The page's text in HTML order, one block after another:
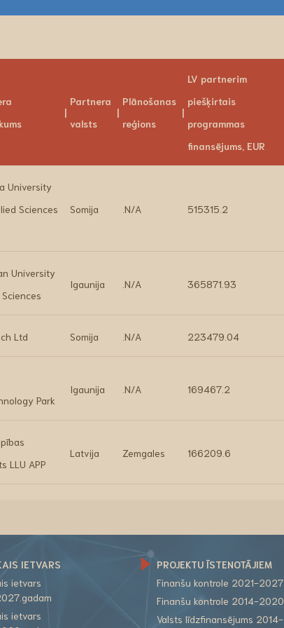
Partnera
valsts
Plānošanas
reģions
LV partnerim
piešķirtais
programmas
finansējums, EUR
University
Sciences
Somija .N/A 515315.2
University
Igaunija .N/A 365871.93
Ltd Somija .N/A 223479.04
Park
Igaunija .N/A 169467.2
LLU APP
Latvija Zemgales 166209.6
IETVARS
ietvars
ietvars
PROJEKTU ĪSTENOTĀJIEM
Finanšu kontrole 2021-2027
Finanšu kontrole 2014-2020
Valsts līdzfinansējums 2014-